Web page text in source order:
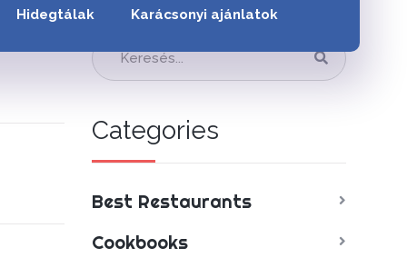
Hidegtálak Karácsonyi ajánlatok
Categories
Best Restaurants
Cookbooks